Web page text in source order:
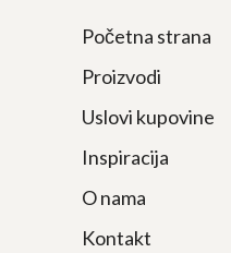
Početna strana
Proizvodi
Uslovi kupovine
Inspiracija
O nama
Kontakt